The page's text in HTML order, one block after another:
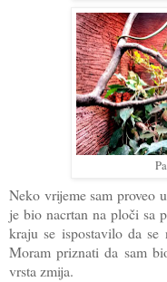
Neko vrijeme sam proveo
je bio nacrtan na ploči sa
kraju se ispostavilo da se
Moram priznati da sam
vrsta zmija.